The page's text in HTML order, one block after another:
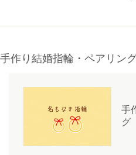
手作り結婚指輪・ペアリン
手
グ